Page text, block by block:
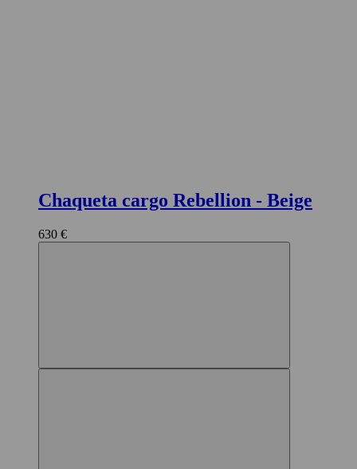
Chaqueta cargo Rebellion - Beige
630 €